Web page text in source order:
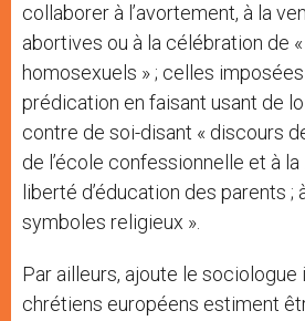
collaborer à l’avortement, à la
abortives ou à la célébration de
homosexuels » ; celles
prédication en faisant usant de
contre de soi-disant « discours
de l’école confessionnelle et à
liberté d’éducation des parents ;
symboles religieux ».
Par ailleurs, ajoute le sociologue
chrétiens européens estiment